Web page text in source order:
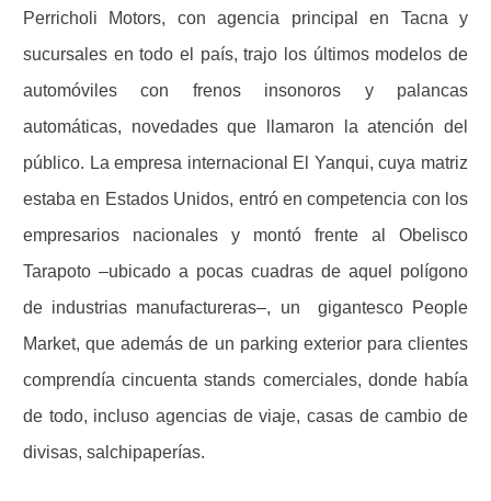
Perricholi Motors, con agencia principal en Tacna y
sucursales en todo el país, trajo los últimos modelos de
automóviles con frenos insonoros y palancas
automáticas, novedades que llamaron la atención del
público. La empresa internacional El Yanqui, cuya matriz
estaba en Estados Unidos, entró en competencia con los
empresarios nacionales y montó frente al Obelisco
Tarapoto –ubicado a pocas cuadras de aquel polígono
de industrias manufactureras–, un
gigantesco People
Market, que además de un parking exterior para clientes
comprendía cincuenta stands comerciales, donde había
de todo, incluso agencias de viaje, casas de cambio de
divisas, salchipaperías.